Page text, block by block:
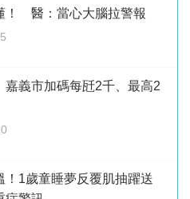
！ 醫：當心大腦拉警報
義市加碼每瓩2千、最高2
！1歲童睡夢反覆肌抽躍送